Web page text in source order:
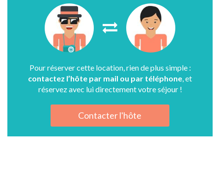
Pour réserver cette location, rien de plus simple :
contactez l’hôte par mail ou par téléphone , et
réservez avec lui directement votre séjour !
Contacter l'hôte